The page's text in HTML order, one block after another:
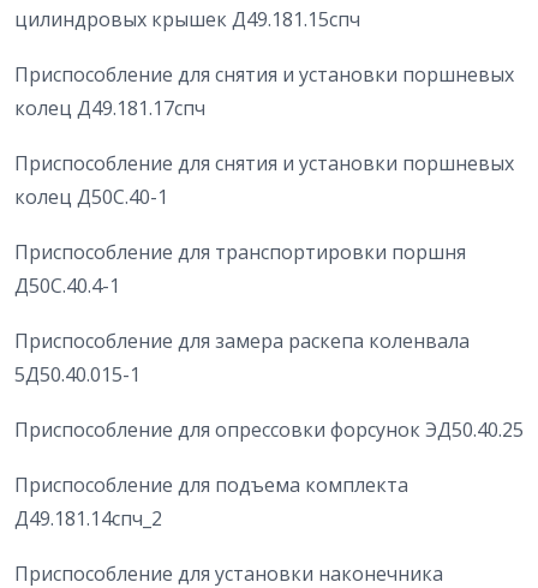
цилиндровых крышек Д49.181.15спч
Приспособление для снятия и установки поршневых
колец Д49.181.17спч
Приспособление для снятия и установки поршневых
колец Д50С.40-1
Приспособление для транспортировки поршня
Д50С.40.4-1
Приспособление для замера раскепа коленвала
5Д50.40.015-1
Приспособление для опрессовки форсунок ЭД50.40.25
Приспособление для подъема комплекта
Д49.181.14спч_2
Приспособление для установки наконечника